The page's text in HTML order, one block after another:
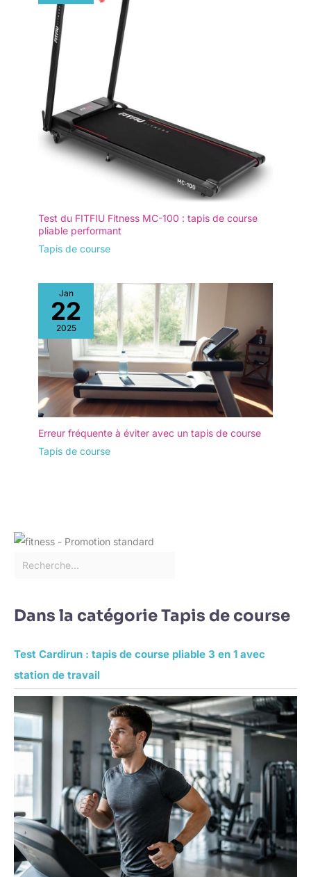
Test du FITFIU Fitness MC-100 : tapis de course
pliable performant
Tapis de course
Jan
22
2025
Erreur fréquente à éviter avec un tapis de course
Tapis de course
Dans la catégorie Tapis de course
Test Cardirun : tapis de course pliable 3 en 1 avec
station de travail